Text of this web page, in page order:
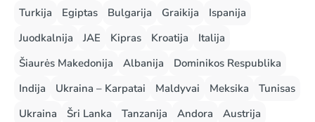
Turkija Egiptas Bulgarija Graikija
Ispanija
Juodkalnija
JAE Kipras Kroatija
Italija
Šiaurės Makedonija
Albanija
Dominikos Respublika
Indija
Ukraina – Karpatai Maldyvai Meksika
Tunisas
Ukraina
Šri Lanka Tanzanija Andora
Austrija